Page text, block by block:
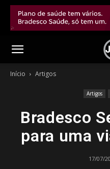
Início Artigos
Artigos
Bradesco
para uma
17/07/